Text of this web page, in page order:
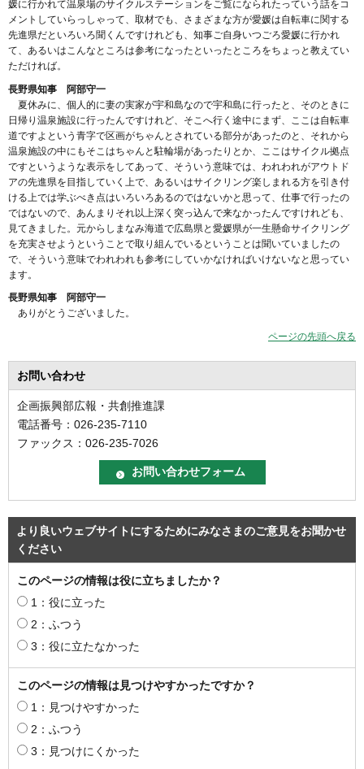
媛に行かれて温泉場のサイクルステーションをご覧になられたっていう話をコ
メントしていらっしゃって、取材でも、さまざまな方が愛媛は自転車に関する
先進県だといろいろ聞くんですけれども、知事ご自身いつごろ愛媛に行かれ
て、あるいはこんなところは参考になったといったところをちょっと教えてい
ただければ。
長野県知事 阿部守一
夏休みに、個人的に妻の実家が宇和島なので宇和島に行ったと、そのときに
日帰り温泉施設に行ったんですけれど、そこへ行く途中にまず、ここは自転車
道ですよという青字で区画がちゃんとされている部分があったのと、それから
温泉施設の中にもそこはちゃんと駐輪場があったりとか、ここはサイクル拠点
ですというような表示をしてあって、そういう意味では、われわれがアウトド
アの先進県を目指していく上で、あるいはサイクリング楽しまれる方を引き付
ける上では学ぶべき点はいろいろあるのではないかと思って、仕事で行ったの
ではないので、あんまりそれ以上深く突っ込んで来なかったんですけれども、
見てきました。元からしまなみ海道で広島県と愛媛県が一生懸命サイクリング
を充実させようということで取り組んでいるということは聞いていましたの
で、そういう意味でわれわれも参考にしていかなければいけないなと思ってい
ます。
長野県知事 阿部守一
ありがとうございました。
ページの先頭へ戻る
お問い合わせ
企画振興部広報・共創推進課
電話番号：026-235-7110
ファックス：026-235-7026
より良いウェブサイトにするためにみなさまのご意見をお聞かせ
ください
このページの情報は役に立ちましたか？
1：役に立った
2：ふつう
3：役に立たなかった
このページの情報は見つけやすかったですか？
1：見つけやすかった
2：ふつう
3：見つけにくかった